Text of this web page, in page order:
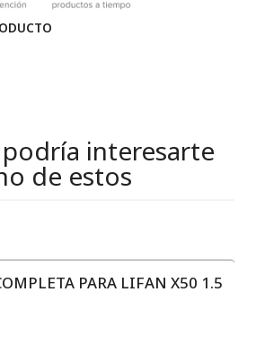
interesarte
de estos
PARA LIFAN X50 1.5